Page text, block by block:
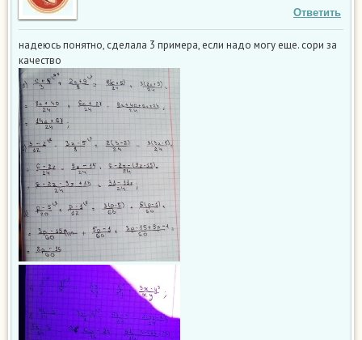
Ответить
надеюсь понятно, сделала 3 примера, если надо могу еще. сори за
качество